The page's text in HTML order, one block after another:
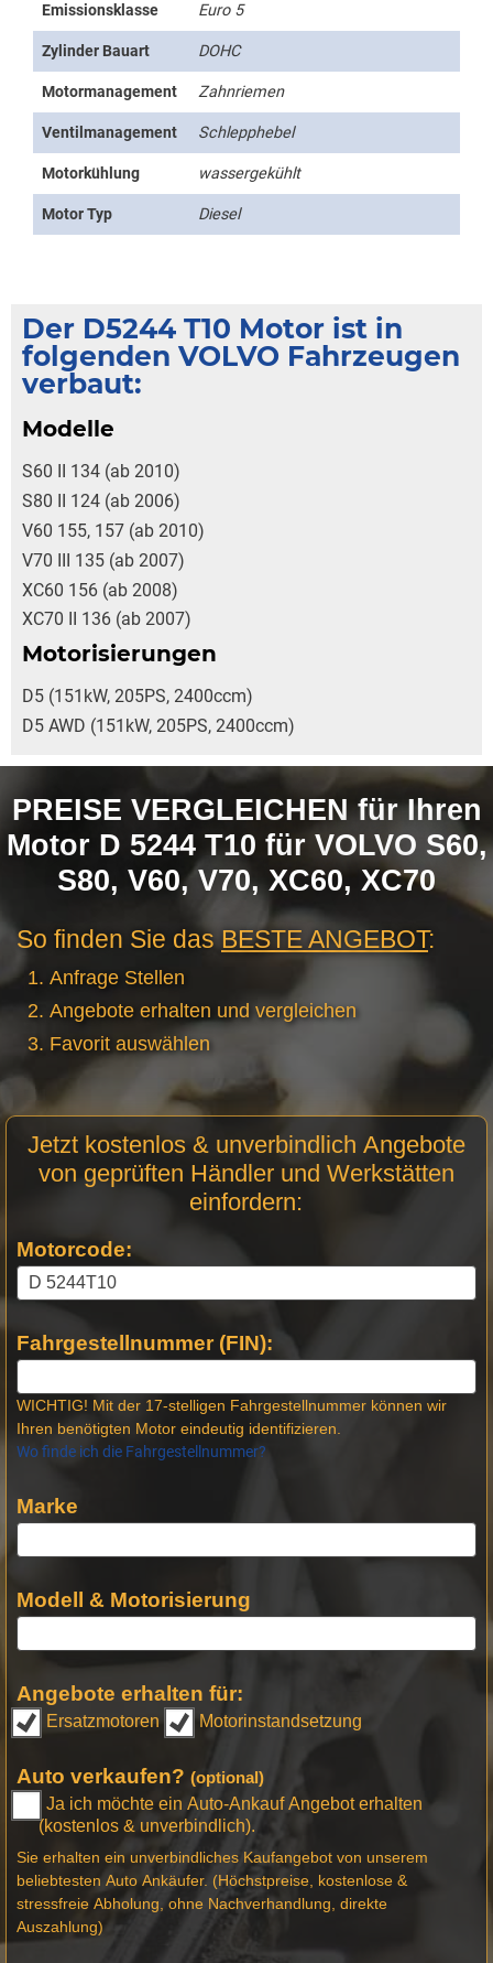
Emissionsklasse Euro 5
Zylinder Bauart DOHC
Motormanagement Zahnriemen
Ventilmanagement Schlepphebel
Motorkühlung wassergekühlt
Motor Typ Diesel
Der D5244 T10 Motor ist in
folgenden VOLVO Fahrzeugen
verbaut:
Modelle
S60 II 134 (ab 2010)
S80 II 124 (ab 2006)
V60 155, 157 (ab 2010)
V70 III 135 (ab 2007)
XC60 156 (ab 2008)
XC70 II 136 (ab 2007)
Motorisierungen
D5 (151kW, 205PS, 2400ccm)
D5 AWD (151kW, 205PS, 2400ccm)
PREISE VERGLEICHEN für Ihren
Motor D 5244 T10 für VOLVO S60,
S80, V60, V70, XC60, XC70
So finden Sie das BESTE ANGEBOT:
Anfrage Stellen
Angebote erhalten und vergleichen
Favorit auswählen
Anfrage
Stellen
Jetzt kostenlos & unverbindlich Angebote
von geprüften Händler und Werkstätten
einfordern:
Motorcode:
Fahrgestellnummer (FIN):
WICHTIG! Mit der 17-stelligen Fahrgestellnummer können wir
Ihren benötigten Motor eindeutig identifizieren.
Wo finde ich die Fahrgestellnummer?
Marke
Modell & Motorisierung
Angebote erhalten für:
Ersatzmotoren Motorinstandsetzung
Auto verkaufen? (optional)
Ja ich möchte ein Auto-Ankauf Angebot erhalten
(kostenlos & unverbindlich).
Sie erhalten ein unverbindliches Kaufangebot von unserem
beliebtesten Auto Ankäufer. (Höchstpreise, kostenlose &
stressfreie Abholung, ohne Nachverhandlung, direkte
Auszahlung)